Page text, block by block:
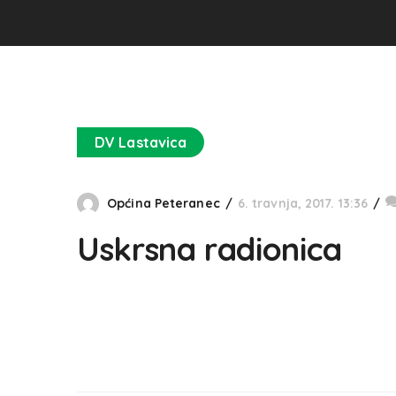
DV Lastavica
Općina Peteranec 6. travnja, 2017. 13:36
Uskrsna radionica